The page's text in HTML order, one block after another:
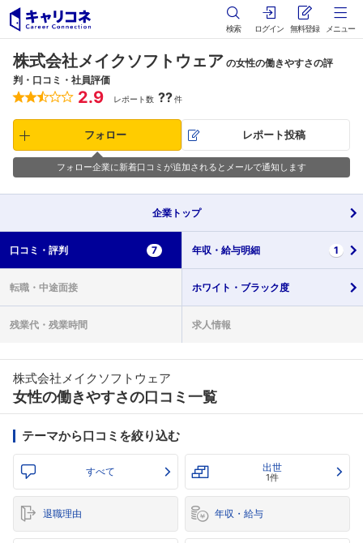
検索 ログイン 無料登録 メニュー
株式会社メイクソフトウェア の女性の働きやすさの評
判・口コミ・社員評価
2.9 レポート数 ??件
フォロー レポート投稿
フォロー企業に新着口コミが追加されるとメールで通知します
企業 トップ
口コミ・ 評判 7 年収・ 給与明細 1
転職・ 中途面接 ホワイト・ ブラック度
残業代・ 残業時間 求人情報
株式会社メイクソフトウェア
女性の働きやすさの口コミ一覧
テーマから口コミを絞り込む
すべて 出世
1件
退職理由 年収・給与